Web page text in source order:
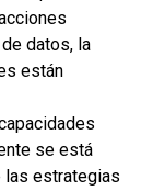
datos, la
están
se está
las estrategias